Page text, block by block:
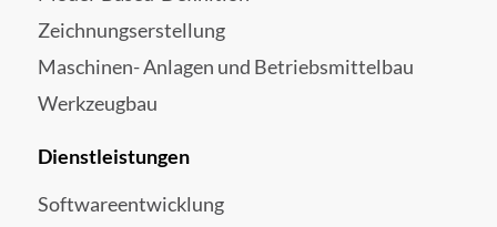
Zeichnungserstellung
Maschinen- Anlagen und Betriebsmittelbau
Werkzeugbau
Dienstleistungen
Softwareentwicklung